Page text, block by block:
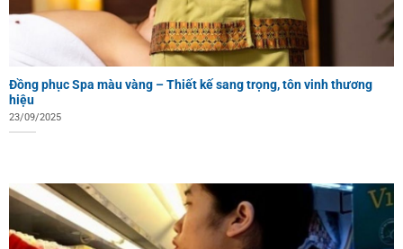
Đồng phục Spa màu vàng – Thiết kế sang trọng, tôn vinh thương
hiệu
23/09/2025